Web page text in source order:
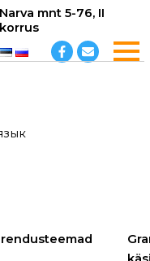
F
a
E
n
Narva mnt 5-76, II
korrus